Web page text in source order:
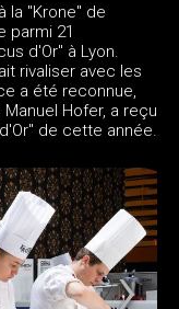
la "Krone" de
parmi 21
d'Or" à Lyon.
rivaliser avec les
a été reconnue,
Hofer, a reçu
de cette année.